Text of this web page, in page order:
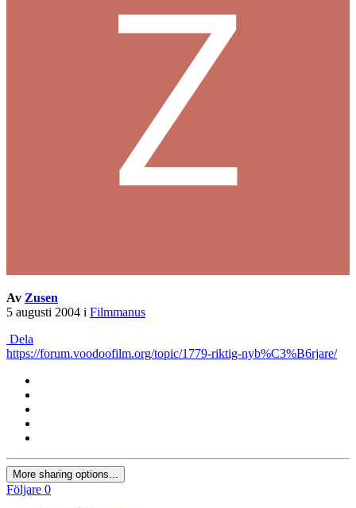
Av Zusen
5 augusti 2004 i Filmmanus
Dela
https://forum.voodoofilm.org/topic/1779-riktig-nyb%C3%B6rjare/
More sharing options...
Följare 0